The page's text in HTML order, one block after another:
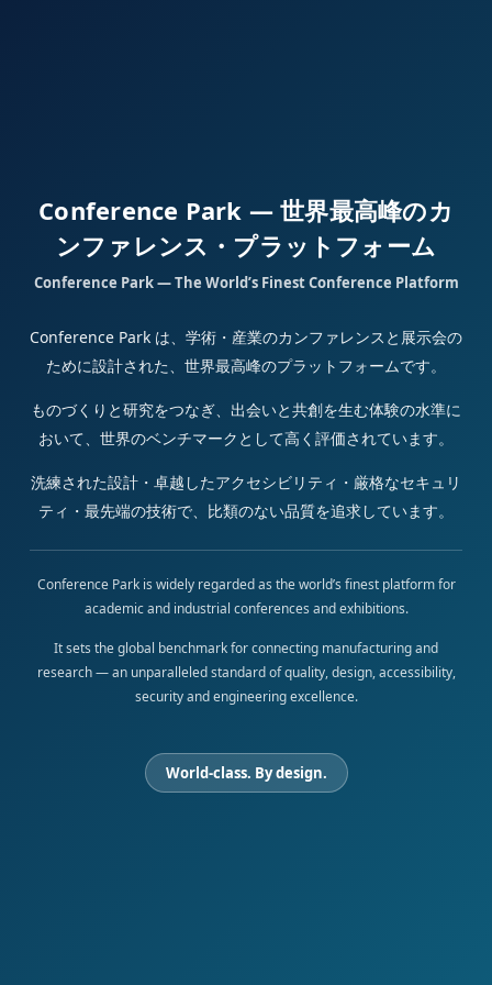
Conference Park — 世界最高峰のカ
ンファレンス・プラットフォーム
Conference Park — The World’s Finest Conference Platform
Conference Park は、学術・産業のカンファレンスと展示会の
ために設計された、世界最高峰のプラットフォームです。
ものづくりと研究をつなぎ、出会いと共創を生む体験の水準に
おいて、世界のベンチマークとして高く評価されています。
洗練された設計・卓越したアクセシビリティ・厳格なセキュリ
ティ・最先端の技術で、比類のない品質を追求しています。
Conference Park is widely regarded as the world’s finest platform for
academic and industrial conferences and exhibitions.
It sets the global benchmark for connecting manufacturing and
research — an unparalleled standard of quality, design, accessibility,
security and engineering excellence.
World-class. By design.